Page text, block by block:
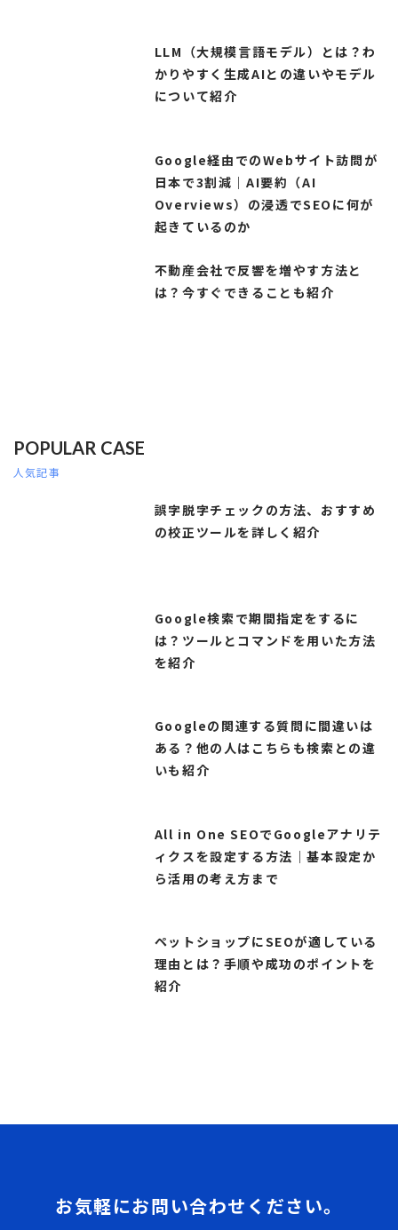
LLM（大規模言語モデル）とは？わ
かりやすく生成AIとの違いやモデル
について紹介
Google経由でのWebサイト訪問が
日本で3割減｜AI要約（AI
Overviews）の浸透でSEOに何が
起きているのか
不動産会社で反響を増やす方法と
は？今すぐできることも紹介
POPULAR CASE
人気記事
誤字脱字チェックの方法、おすすめ
の校正ツールを詳しく紹介
Google検索で期間指定をするに
は？ツールとコマンドを用いた方法
を紹介
Googleの関連する質問に間違いは
ある？他の人はこちらも検索との違
いも紹介
All in One SEOでGoogleアナリテ
ィクスを設定する方法｜基本設定か
ら活用の考え方まで
ペットショップにSEOが適している
理由とは？手順や成功のポイントを
紹介
お気軽にお問い合わせください。